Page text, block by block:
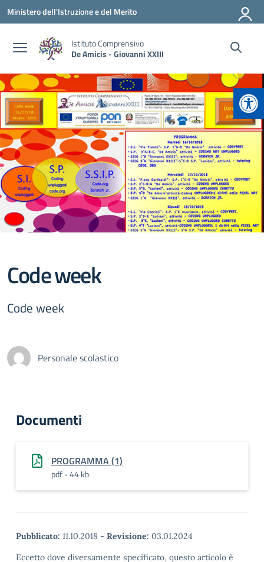
Vai ai contenuti
Vai al menu di navigazione
Vai al footer
Ministero dell'Istruzione e del Merito
Istituto Comprensivo
De Amicis - Giovanni XXIII
Code week
Code week
Personale scolastico
Documenti
PROGRAMMA (1)
pdf - 44 kb
Pubblicato: 11.10.2018 - Revisione: 03.01.2024
Eccetto dove diversamente specificato, questo articolo è